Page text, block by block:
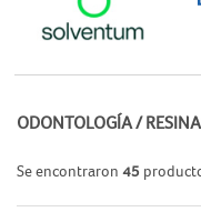
ODONTOLOGÍA/
Se encontraron 45